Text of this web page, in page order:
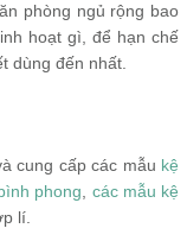
phòng ngủ rộng bao
hoạt gì, để hạn chế
dùng đến nhất.
cung cấp các mẫu kệ
phong, các mẫu kệ
lí.